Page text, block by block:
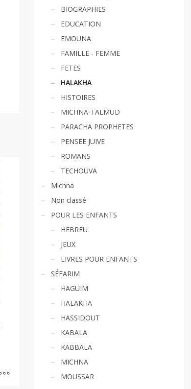
BIOGRAPHIES
EDUCATION
EMOUNA
FAMILLE - FEMME
FETES
HALAKHA
HISTOIRES
MICHNA-TALMUD
PARACHA PROPHETES
PENSEE JUIVE
ROMANS
TECHOUVA
Michna
Non classé
POUR LES ENFANTS
HEBREU
JEUX
LIVRES POUR ENFANTS
SÉFARIM
HAGUIM
HALAKHA
HASSIDOUT
KABALA
KABBALA
MICHNA
MOUSSAR